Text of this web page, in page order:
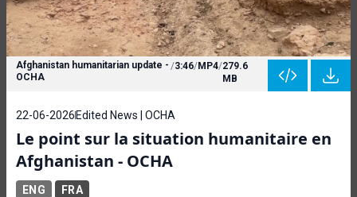
Afghanistan humanitarian update -
OCHA
/3:46/MP4/279.6
MB
22-06-2026 Edited News | OCHA
Le point sur la situation humanitaire en
Afghanistan - OCHA
ENG FRA